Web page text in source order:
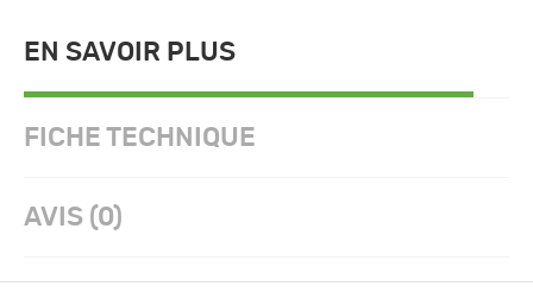
EN SAVOIR PLUS
FICHE TECHNIQUE
AVIS (0)